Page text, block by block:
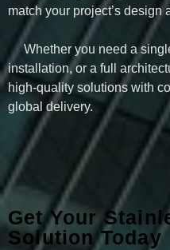
match your project’s design
Whether you need a
installation, or a full
high-quality solutions with
global delivery.
Get Your
Solution Today